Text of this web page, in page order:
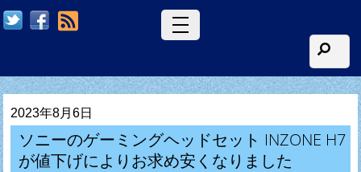
2023年8月6日
ソニーのゲーミングヘッドセット INZONE H7
が値下げによりお求め安くなりました